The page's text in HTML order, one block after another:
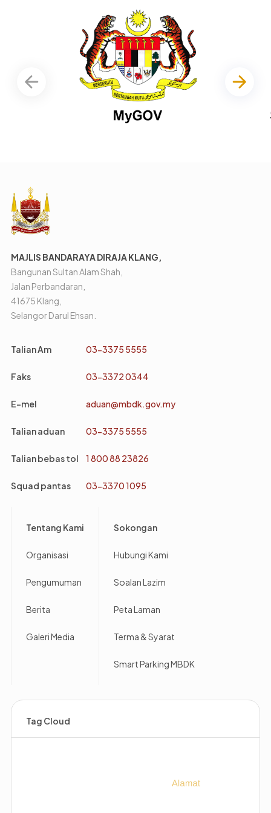
MAJLIS BANDARAYA DIRAJA KLANG,
Bangunan Sultan Alam Shah,
Jalan Perbandaran,
41675 Klang,
Selangor Darul Ehsan.
Talian Am 03-3375 5555
Faks 03-3372 0344
E-mel aduan@mbdk.gov.my
Talian aduan 03-3375 5555
Talian bebas tol 1 800 88 23826
Squad pantas 03-3370 1095
Tentang Kami
Organisasi
Pengumuman
Berita
Galeri Media
Sokongan
Hubungi Kami
Soalan Lazim
Peta Laman
Terma & Syarat
Smart Parking MBDK
Tag Cloud